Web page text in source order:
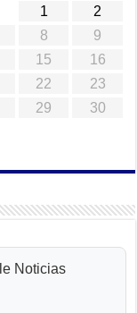
1
2
8
9
15
16
22
23
29
30
Noticias